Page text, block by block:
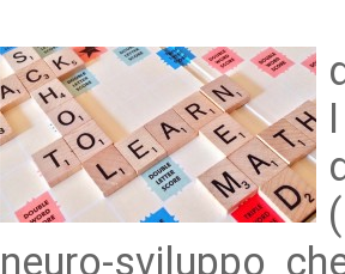
neuro-sviluppo